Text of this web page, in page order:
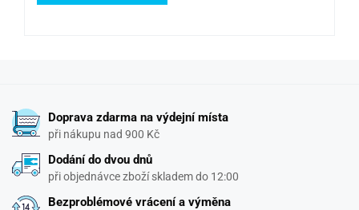
Doprava zdarma na výdejní místa
při nákupu nad 900 Kč
Dodání do dvou dnů
při objednávce zboží skladem do 12:00
Bezproblémové vrácení a výměna